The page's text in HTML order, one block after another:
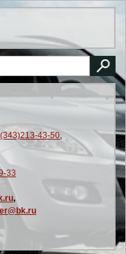
43-50,
33
,